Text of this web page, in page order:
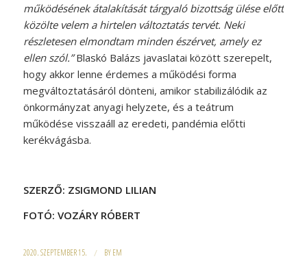
működésének átalakítását tárgyaló bizottság ülése előtt
közölte velem a hirtelen változtatás tervét. Neki
részletesen elmondtam minden észérvet, amely ez
ellen szól.”Blaskó Balázs javaslatai között szerepelt,
hogy akkor lenne érdemes a működési forma
megváltoztatásáról dönteni, amikor stabilizálódik az
önkormányzat anyagi helyzete, és a teátrum
működése visszaáll az eredeti, pandémia előtti
kerékvágásba.
SZERZŐ: ZSIGMOND LILIAN
FOTÓ: VOZÁRY RÓBERT
2020. SZEPTEMBER 15. / BYEM